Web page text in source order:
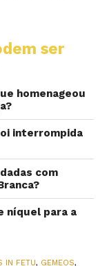
ser
homenageou
interrompida
com
níquel para a
IN FETU, GEMEOS,